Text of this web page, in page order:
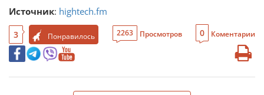
Источник: hightech.fm
3 Понравилось 2263 Просмотров 0 Коментарии